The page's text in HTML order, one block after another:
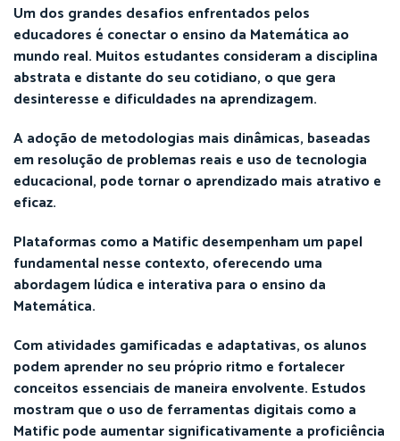
Um dos grandes desafios enfrentados pelos
educadores é conectar o ensino da Matemática ao
mundo real. Muitos estudantes consideram a disciplina
abstrata e distante do seu cotidiano, o que gera
desinteresse e dificuldades na aprendizagem.
A adoção de metodologias mais dinâmicas, baseadas
em resolução de problemas reais e uso de tecnologia
educacional, pode tornar o aprendizado mais atrativo e
eficaz.
Plataformas como a Matific desempenham um papel
fundamental nesse contexto, oferecendo uma
abordagem lúdica e interativa para o ensino da
Matemática.
Com atividades gamificadas e adaptativas, os alunos
podem aprender no seu próprio ritmo e fortalecer
conceitos essenciais de maneira envolvente. Estudos
mostram que o uso de ferramentas digitais como a
Matific pode aumentar significativamente a proficiência